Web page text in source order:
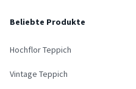
Beliebte Produkte
Hochflor Teppich
Vintage Teppich